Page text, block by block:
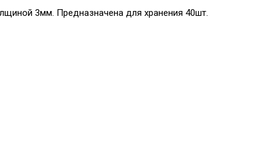
3мм. Предназначена для хранения 40шт.